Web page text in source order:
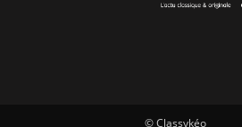
© Classykéo